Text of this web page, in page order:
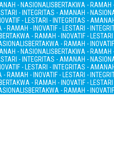
- NASIONALISBERTAKWA -
- INTEGRITAS - AMANAH -
- LESTARI - INTEGRITAS -
- RAMAH - INOVATIF - LESTARI -
BERTAKWA - RAMAH - INOVATIF -
BERTAKWA - RAMAH -
- NASIONALISBERTAKWA -
- INTEGRITAS - AMANAH -
- LESTARI - INTEGRITAS -
- RAMAH - INOVATIF - LESTARI -
BERTAKWA - RAMAH - INOVATIF -
BERTAKWA - RAMAH -